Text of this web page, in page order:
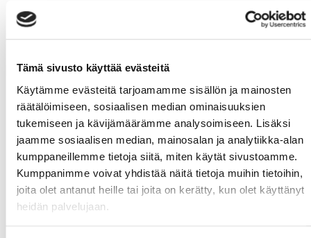
Tämä sivusto käyttää evästeitä
Käytämme evästeitä tarjoamamme sisällön ja mainosten
räätälöimiseen, sosiaalisen median ominaisuuksien
tukemiseen ja kävijämäärämme analysoimiseen. Lisäksi
jaamme sosiaalisen median, mainosalan ja analytiikka-alan
kumppaneillemme tietoja siitä, miten käytät sivustoamme.
Kumppanimme voivat yhdistää näitä tietoja muihin tietoihin,
joita olet antanut heille tai joita on kerätty, kun olet käyttänyt
heidän palvelujaan.